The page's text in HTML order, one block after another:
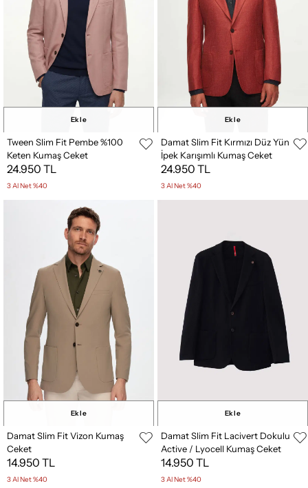
Ekle
Tween Slim Fit Pembe %100
Keten Kumaş Ceket
24.950 TL
3 Al Net %40
Ekle
Damat Slim Fit Kırmızı Düz Yün
İpek Karışımlı Kumaş Ceket
24.950 TL
3 Al Net %40
Ekle
Damat Slim Fit Vizon Kumaş
Ceket
14.950 TL
3 Al Net %40
Ekle
Damat Slim Fit Lacivert Dokulu
Active / Lyocell Kumaş Ceket
14.950 TL
3 Al Net %40